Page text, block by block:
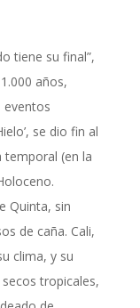
tiene su final”,
años,
eventos
se dio fin al
temporal (en la
Quinta, sin
de caña. Cali,
clima, y su
tropicales,